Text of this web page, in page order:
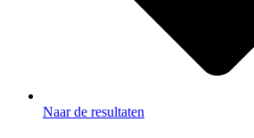
Naar de resultaten